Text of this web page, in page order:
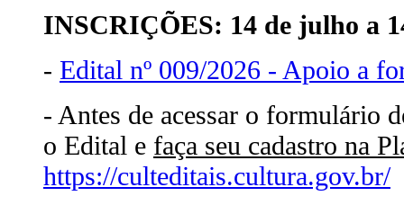
INSCRIÇÕES: 14 de julho a
- Edital nº 009/2026 - Apoio a
- Antes de acessar o formulário
o Edital e faça seu cadastro na
https://culteditais.cultura.gov.br/